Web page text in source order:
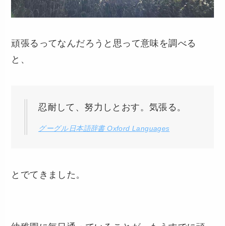
頑張るってなんだろうと思って意味を調べる
と、
忍耐して、努力しとおす。気張る。
グーグル日本語辞書 Oxford Languages
とでてきました。